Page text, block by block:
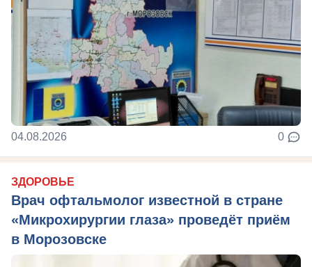
04.08.2026 0
ЗДОРОВЬЕ
Врач офтальмолог известной в стране
«Микрохирургии глаза» проведёт приём
в Морозовске